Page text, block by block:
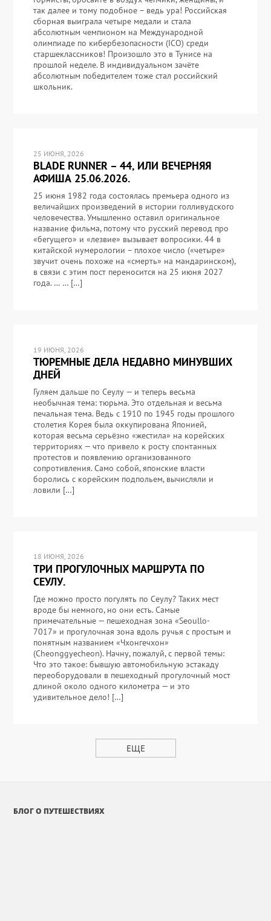
так далее и тому подобное – ведь ура! Российская
сборная выиграла четыре медали и стала
абсолютным чемпионом на Международной
олимпиаде по кибербезопасности (ICO) среди
старшеклассников! Произошло это в Тунисе на
прошлой неделе. В индивидуальном зачёте
абсолютным победителем тоже стал российский
школьник.
25 ИЮНЯ, 2026
BLADE RUNNER – 44, ИЛИ ВЕЧЕРНЯЯ
АФИША 25.06.2026.
25 июня 1982 года состоялась премьера одного из
величайших произведений в истории голливудского
человечества. Умышленно оставил оригинальное
название фильма, потому что русский перевод про
«бегущего» и «лезвие» вызывает вопросики. 44 в
китайской нумерологии – плохое число («четыре»
звучит очень похоже на «смерть» на мандаринском),
в связи с этим пост переносится на 25 июня 2027
года. … … […]
19 ИЮНЯ, 2026
ТЮРЕМНЫЕ ДЕЛА НЕДАВНО МИНУВШИХ
ДНЕЙ
Гуляем дальше по Сеулу — и теперь весьма
необычная тема: тюрьма. Это отдельная и весьма
печальная тема. Ведь с 1910 по 1945 годы прошлого
столетия Корея была оккупирована Японией,
которая весьма серьёзно «жестила» на корейских
территориях — что привело к росту спонтанных
протестов и появлению организованного
сопротивления. Само собой, японские власти
боролись с корейским подпольем, вычисляли и
ловили […]
18 ИЮНЯ, 2026
ТРИ ПРОГУЛОЧНЫХ МАРШРУТА ПО
СЕУЛУ.
Где можно просто погулять по Сеулу? Таких мест
вроде бы немного, но они есть. Самые
примечательные — пешеходная зона «Seoullo-
7017» и прогулочная зона вдоль ручья с простым и
понятным названием «Чхонгечхон»
(Cheonggyecheon). Начну, пожалуй, с первой темы:
Что это такое: бывшую автомобильную эстакаду
переоборудовали в пешеходный прогулочный мост
длиной около одного километра — и это
удивительное дело! […]
ЕЩЕ
БЛОГ О ПУТЕШЕСТВИЯХ